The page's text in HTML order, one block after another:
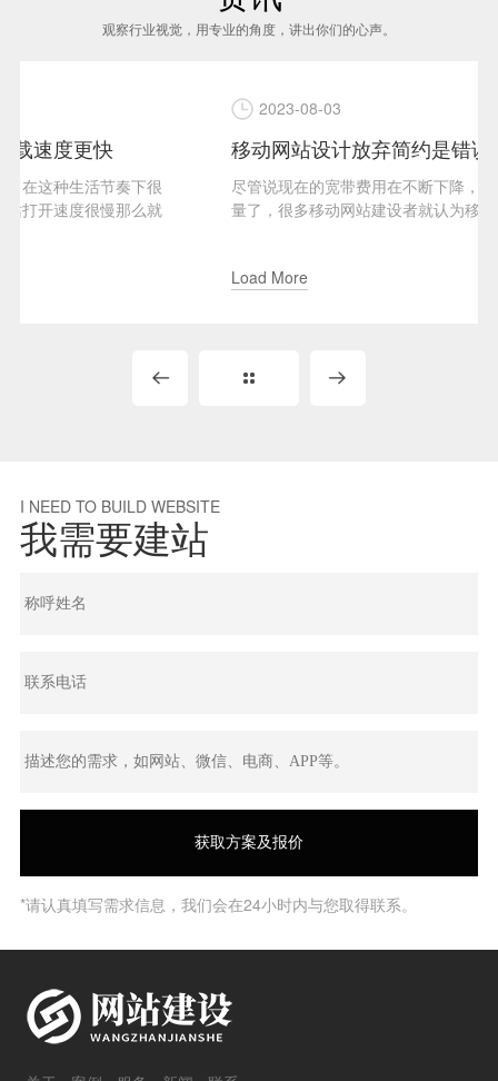
观察行业视觉，用专业的角度，讲出你们的心声。
下很
么就
移动网站设计放弃简约是错误的做法
尽管说现在的宽带费用在不断下降，用户已经不再吝啬
量了，很多移动网站建设者就认为移动网站建设可以复
I NEED TO BUILD WEBSITE
我需要建站
*请认真填写需求信息，我们会在24小时内与您取得联系。